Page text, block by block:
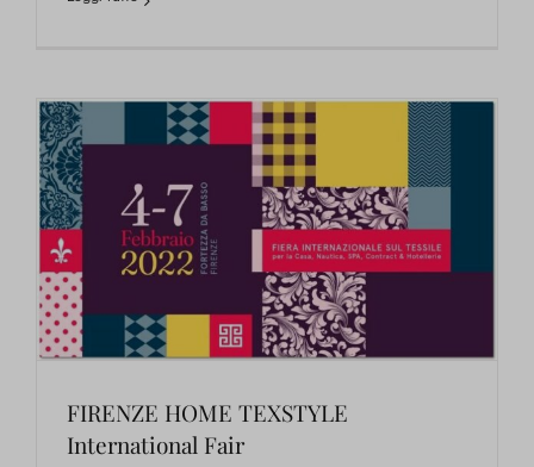
FIRENZE HOME TEXSTYLE
International Fair